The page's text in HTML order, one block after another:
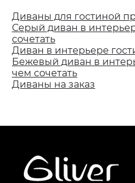
Диваны для гостиной
Серый диван в
сочетать
Диван в интерьере
Бежевый диван в
чем сочетать
Диваны на заказ